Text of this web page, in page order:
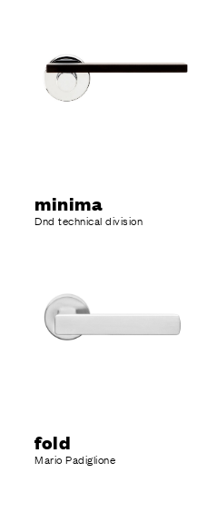
minima
Dnd technical division
fold
Mario Padiglione